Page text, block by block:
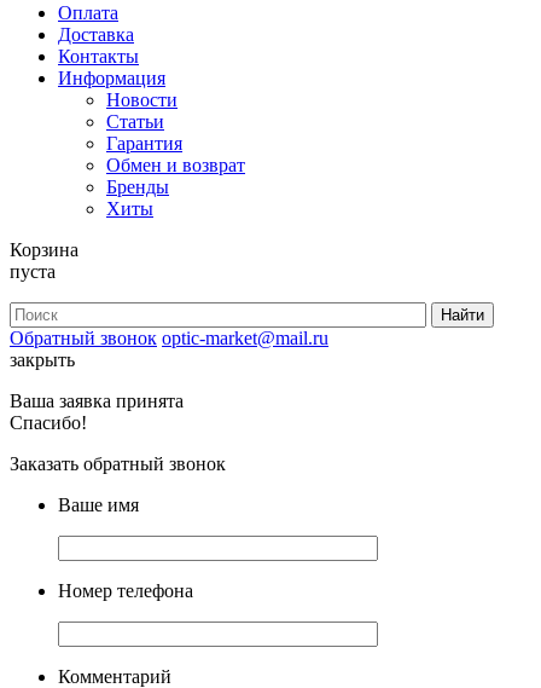
Оплата
Доставка
Контакты
Информация
Новости
Статьи
Гарантия
Обмен и возврат
Бренды
Хиты
Корзина
пуста
Обратный звонок optic-market@mail.ru
закрыть
Ваша заявка принята
Спасибо!
Заказать обратный звонок
Ваше имя
Номер телефона
Комментарий